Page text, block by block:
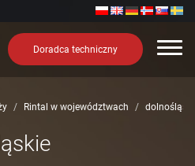
Doradca techniczny
Rintal w województwach